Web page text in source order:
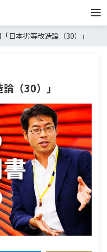
日本劣等改造論（30）」
（30）」